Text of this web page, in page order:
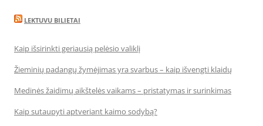
LEKTUVU BILIETAI
Kaip išsirinkti geriausią pelėsio valiklį
Žieminių padangų žymėjimas yra svarbus – kaip išvengti klaidų
Medinės žaidimų aikštelės vaikams – pristatymas ir surinkimas
Kaip sutaupyti aptveriant kaimo sodybą?